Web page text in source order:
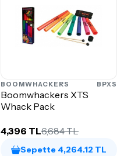
BOOMWHACKERS BPXS
Boomwhackers XTS
Whack Pack
4,396 TL6,684 TL
Sepette 4,264.12 TL